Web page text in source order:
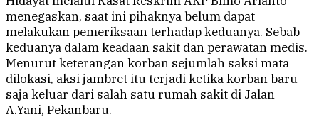
menegaskan, saat ini pihaknya belum dapat
melakukan pemeriksaan terhadap keduanya. Sebab
keduanya dalam keadaan sakit dan perawatan medis.
Menurut keterangan korban sejumlah saksi mata
dilokasi, aksi jambret itu terjadi ketika korban baru
saja keluar dari salah satu rumah sakit di Jalan
A.Yani, Pekanbaru.